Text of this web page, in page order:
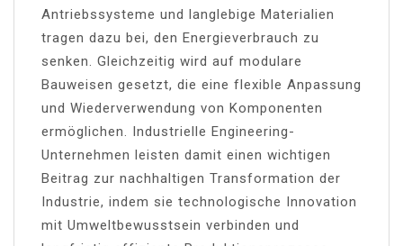
Antriebssysteme und langlebige Materialien
tragen dazu bei, den Energieverbrauch zu
senken. Gleichzeitig wird auf modulare
Bauweisen gesetzt, die eine flexible Anpassung
und Wiederverwendung von Komponenten
ermöglichen. Industrielle Engineering-
Unternehmen leisten damit einen wichtigen
Beitrag zur nachhaltigen Transformation der
Industrie, indem sie technologische Innovation
mit Umweltbewusstsein verbinden und